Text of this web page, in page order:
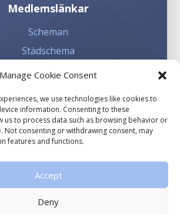
Manage Cookie Consent
we use technologies like cookies to
information. Consenting to these
us to process data such as browsing behavior or
Not consenting or withdrawing consent, may
features and functions.
Accept
Deny
Medlemslänkar
Scheman
Städschema
Kioskschema
Involvera dig
Sponsorhuset
Gräsroten